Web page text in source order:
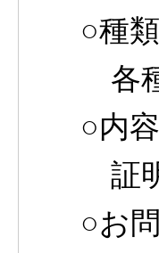
○種類
各種
○内容
証明
○お問